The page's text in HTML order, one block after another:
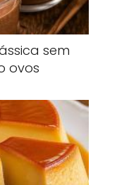
sem
ovos